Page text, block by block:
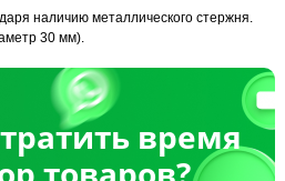
наличию металлического стержня.
30 мм).
время